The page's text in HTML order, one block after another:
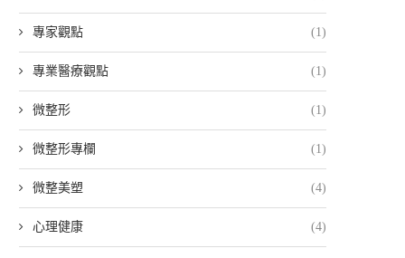
專家觀點 (1)
專業醫療觀點 (1)
微整形 (1)
微整形專欄 (1)
微整美塑 (4)
心理健康 (4)